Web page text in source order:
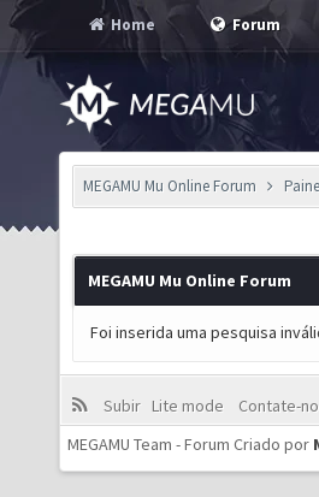
Home Forum
MEGAMU Mu Online Forum
MEGAMU Mu Online Forum
Foi inserida uma pesquisa
Subir Lite mode
Contate-
MEGAMU Team - Forum Criado por